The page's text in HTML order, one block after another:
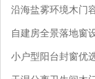
沿海盐雾环境木门
自建房全景落地窗
小户型阳台封窗优